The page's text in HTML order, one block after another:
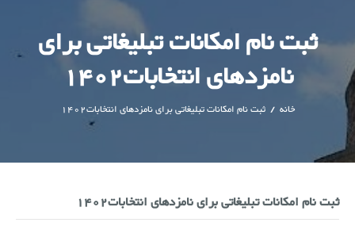
ثبت نام امکانات تبلیغاتی برای
نامزدهای انتخابات1402
خانه / ثبت نام امکانات تبلیغاتی برای نامزدهای انتخابات1402
ثبت نام امکانات تبلیغاتی برای نامزدهای انتخابات1402